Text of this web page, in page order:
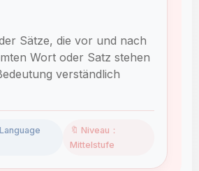
Sätze, die vor und nach
Wort oder Satz stehen
verständlich
🔖 Niveau：
Mittelstufe